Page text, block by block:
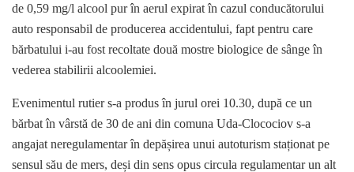
de 0,59 mg/l alcool pur în aerul expirat în cazul conducătorului
auto responsabil de producerea accidentului, fapt pentru care
bărbatului i-au fost recoltate două mostre biologice de sânge în
vederea stabilirii alcoolemiei.
Evenimentul rutier s-a produs în jurul orei 10.30, după ce un
bărbat în vârstă de 30 de ani din comuna Uda-Clocociov s-a
angajat neregulamentar în depășirea unui autoturism staționat pe
sensul său de mers, deși din sens opus circula regulamentar un alt